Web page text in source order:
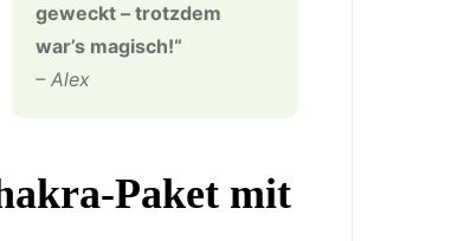
geweckt – trotzdem
war’s magisch!“
– Alex
Paket mit